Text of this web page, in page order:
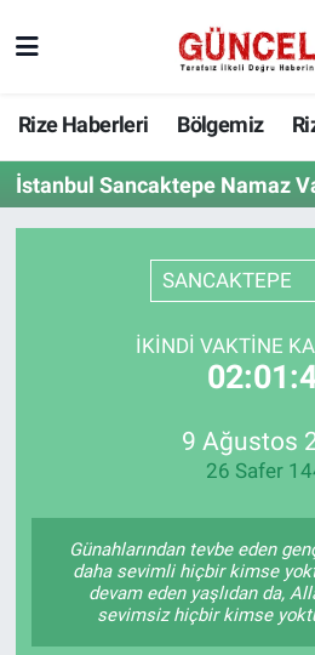
Rize Haberleri Bölgemiz
İstanbul Sancaktepe Namaz
SANCAKTEPE
İKINDI VAKTINE
9 Ağustos
26 Safer
Günahlarından tevbe eden
daha sevimli hiçbir kimse
devam eden yaşlıdan da,
sevimsiz hiçbir kimse